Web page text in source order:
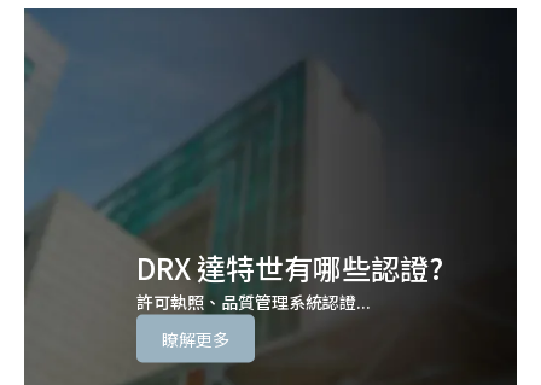
DRX 達特世有哪些認證?
許可執照、品質管理系統認證...
瞭解更多